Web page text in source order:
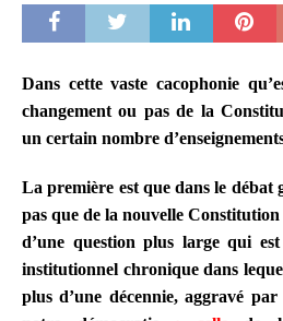
Dans cette vaste cacophonie
changement ou pas de la
un certain nombre
La première est que dans le débat
pas que de la nouvelle Constitution
d’une question plus large qui
institutionnel chronique dans
plus d’une décennie, aggravé